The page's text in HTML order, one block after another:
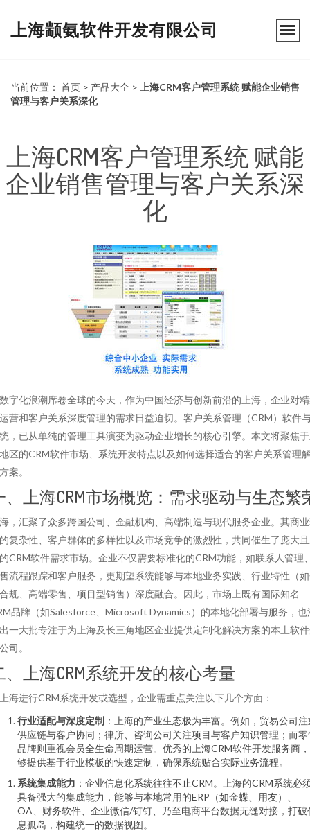
上海颛氨软件开发有限公司
当前位置： 首页 > 产品大全 >
上海CRM客户管理系统 赋能企业销售
管理与客户关系深化
上海CRM客户管理系统 赋能
企业销售管理与客户关系深
化
字化浪潮席卷全球的今天，作为中国经济与创新前沿的上海，企业对
营和客户关系深度管理的需求日益迫切。客户关系管理（CRM）软件
，已从单纯的管理工具演变为驱动企业增长的核心引擎。本文将聚焦
区的CRM软件市场、系统开发特点以及如何选择适合的客户关系管理
案。
、上海CRM市场概览：需求驱动与生态繁
，汇聚了众多跨国公司、金融机构、高端制造与现代服务企业。其商
复杂性、客户群体的多样性以及市场竞争的激烈性，共同催生了庞大
CRM软件需求市场。企业不仅需要标准化的CRM功能，如联系人管理
流程跟踪和客户服务，更期望系统能够与本地业务实践、行业特性（
规、高端零售、项目型销售）深度融合。因此，市场上既有国际知名
品牌（如Salesforce、Microsoft Dynamics）的本地化部署与服务，也
一大批专注于为上海及长三角地区企业提供定制化解决方案的本土软
司。
、上海CRM系统开发的核心考量
海进行CRM系统开发或选型，企业需重点关注以下几个方面：
行业适配与深度定制 ：上海的产业生态极为丰富。例如，贸易公司
供应链与客户协同；律所、咨询公司关注项目与客户知识管理；而零
品牌则重视会员全生命周期运营。优秀的上海CRM软件开发服务商
够提供基于行业模板的快速定制，确保系统贴合实际业务流程。
系统集成能力 ：企业信息化系统往往不止CRM。上海的CRM系统必
具备强大的集成能力，能够与本地常用的ERP（如金蝶、用友）、
OA、财务软件、企业微信/钉钉、乃至电商平台数据无缝对接，打破
息孤岛，构建统一的数据视图。